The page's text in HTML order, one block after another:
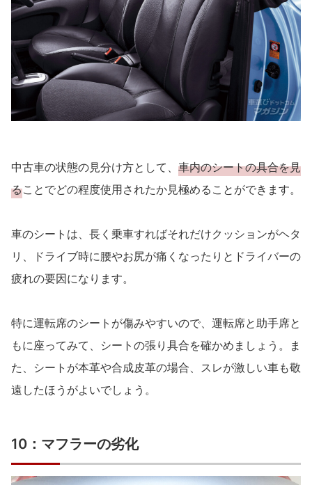
中古車の状態の見分け方として、 車内のシートの具合を見
ることでどの程度使用されたか見極めることができます。
車のシートは、長く乗車すればそれだけクッションがヘタ
リ、ドライブ時に腰やお尻が痛くなったりとドライバーの
疲れの要因になります。
特に運転席のシートが傷みやすいので、運転席と助手席と
もに座ってみて、シートの張り具合を確かめましょう。ま
た、シートが本革や合成皮革の場合、スレが激しい車も敬
遠したほうがよいでしょう。
10：マフラーの劣化